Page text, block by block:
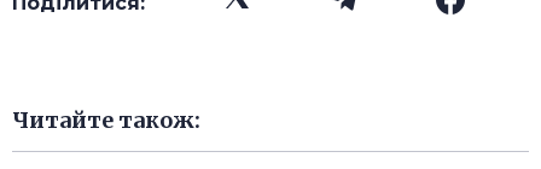
Читайте також: